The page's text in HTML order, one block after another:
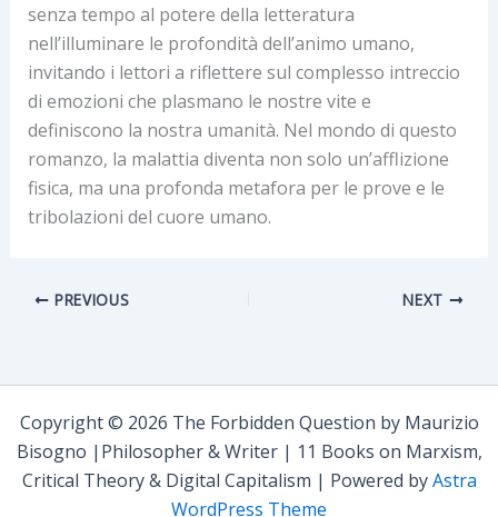
senza tempo al potere della letteratura
nell’illuminare le profondità dell’animo umano,
invitando i lettori a riflettere sul complesso intreccio
di emozioni che plasmano le nostre vite e
definiscono la nostra umanità. Nel mondo di questo
romanzo, la malattia diventa non solo un’afflizione
fisica, ma una profonda metafora per le prove e le
tribolazioni del cuore umano.
PREVIOUS NEXT
Copyright © 2026 The Forbidden Question by Maurizio
Bisogno |Philosopher & Writer | 11 Books on Marxism,
Critical Theory & Digital Capitalism | Powered byAstra
WordPress Theme